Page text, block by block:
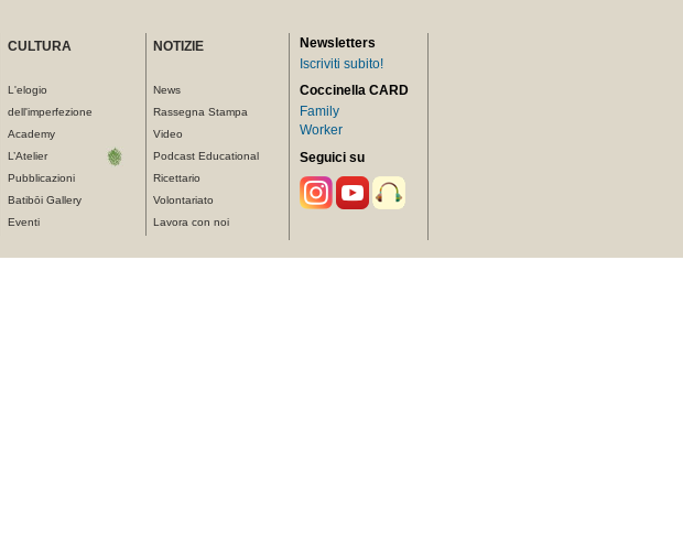
CULTURA
L'elogio
dell'imperfezione
Academy
L’Atelier
Pubblicazioni
Batibōi Gallery
Eventi
NOTIZIE
News
Rassegna Stampa
Video
Podcast Educational
Ricettario
Volontariato
Lavora con noi
Newsletters
Iscriviti subito!
Coccinella CARD
Family
Worker
Seguici su